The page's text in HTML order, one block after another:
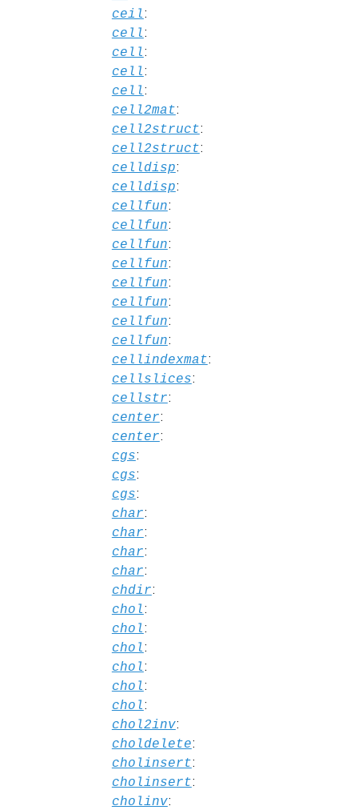
ceil:
cell:
cell:
cell:
cell:
cell2mat:
cell2struct:
cell2struct:
celldisp:
celldisp:
cellfun:
cellfun:
cellfun:
cellfun:
cellfun:
cellfun:
cellfun:
cellfun:
cellindexmat:
cellslices:
cellstr:
center:
center:
cgs:
cgs:
cgs:
char:
char:
char:
char:
chdir:
chol:
chol:
chol:
chol:
chol:
chol:
chol2inv:
choldelete:
cholinsert:
cholinsert:
cholinv: